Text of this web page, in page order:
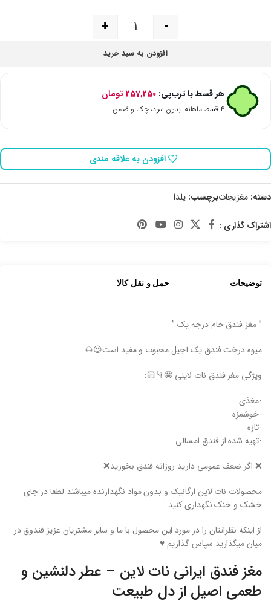
-
+
افزودن به سبد خرید
هر قسط با ترب‌پی:257,250 تومان
۴ قسط ماهانه. بدون سود، چک و ضامن.
افزودن به علاقه مندی
دسته: مغزیجاتبرچسب: یلدا
اشتراک گذاری :
توضیحات حمل و نقل کالا
” مغز فندق خام درجه یک ”
میوه درخت فندق یک آجیل محبوب و مفید است😍🌰
ویژگی مغز فندق نات لاینی 🤩👇🏻:
-مغذی
-خوشمزه
-تازه
-تهیه شده از فندق امسالی
❌ اگر ضعف عمومی دارید روزانه فندق بخورید❌
محصولات نات لاین ارگانیک و بدون مواد نگهدارنده میباشند لطفا در جای
خشک و خنک نگهداری کنید
از اینکه نظراتتان را در مورد این محصول با ما و سایر مشتریان عزیز فندوق در
میان میگذارید سپاس گذاریم ♥️
مغز فندق ایرانی نات لاین – عطر دلنشین و
طعمی اصیل از دل طبیعت